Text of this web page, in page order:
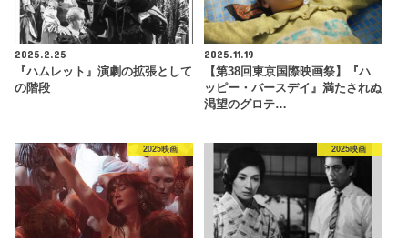
2025.2.25
『ハムレット』演劇の拡張として
の階段
2025.11.19
【第38回東京国際映画祭】『ハ
ッピー・バースデイ』満たされぬ
渇望のグロテ…
2025映画 2025映画